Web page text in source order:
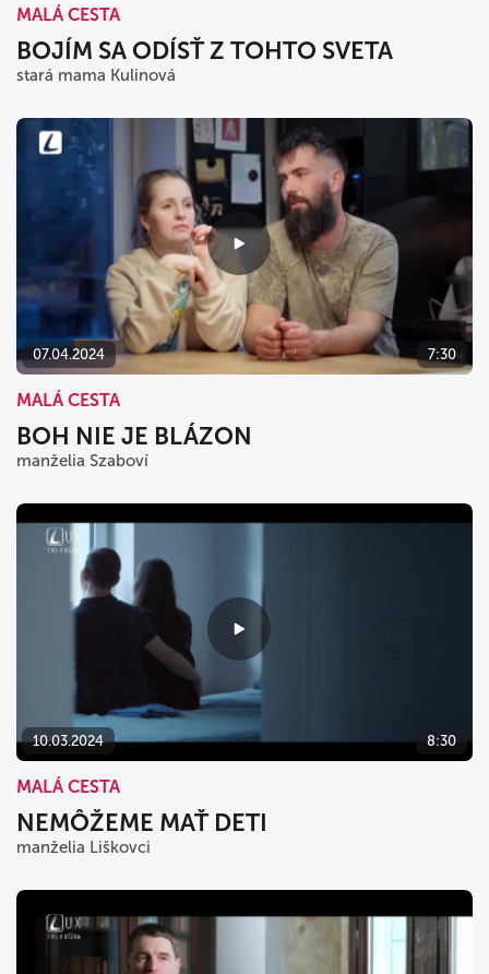
MALÁ CESTA
BOJÍM SA ODÍSŤ Z TOHTO SVETA
stará mama Kulinová
07.04.2024 7:30
MALÁ CESTA
BOH NIE JE BLÁZON
manželia Szaboví
10.03.2024 8:30
MALÁ CESTA
NEMÔŽEME MAŤ DETI
manželia Liškovci